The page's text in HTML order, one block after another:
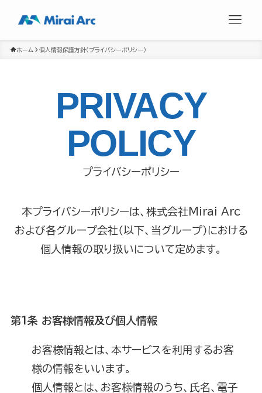
ホーム 個人情報保護方針（プライバシーポリシー）
PRIVACY
POLICY
プライバシーポリシー
本プライバシーポリシーは、株式会社Mirai Arc
および各グループ会社（以下、当グループ）における
個人情報の取り扱いについて定めます。
第1条 お客様情報及び個人情報
お客様情報とは、本サービスを利用するお客
様の情報をいいます。
個人情報とは、お客様情報のうち、氏名、電子